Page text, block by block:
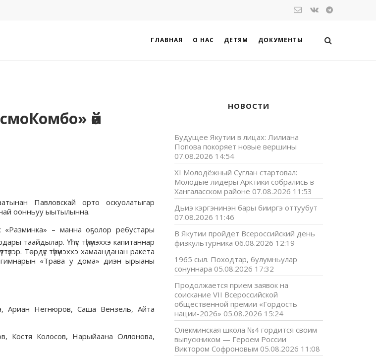
ГЛАВНАЯ О НАС ДЕТЯМ ДОКУМЕНТЫ
өй
Павловскай орто оскуолатыгар
оонньуу ыытылынна.
«Разминка» – манна оҕолор ребустары
таайдылар. Үһүс түһүмэххэ капитаннар
Төрдүс түһүмэххэ хамаанданан ракета
гимнарын «Трава у дома» диэн ырыаны
Ариан Негнюров, Саша Вензель, Айта
Костя Колосов, Нарыйаана Оллонова,
НОВОСТИ
Будущее Якутии в лицах: Лилиана
Попова покоряет новые вершины
07.08.2026 14:54
XI Молодёжный Суглан стартовал:
Молодые лидеры Арктики собрались в
Хангаласском районе 07.08.2026 11:53
Дьиэ кэргэнинэн бары бииргэ оттуубут
07.08.2026 11:46
В Якутии пройдет Всероссийский день
физкультурника 06.08.2026 12:19
1965 сыл. Походтар, булумньулар
сонуннара 05.08.2026 17:32
Продолжается прием заявок на
соискание VII Всероссийской
общественной премии «Гордость
нации-2026» 05.08.2026 15:24
Олекминская школа №4 гордится своим
выпускником — Героем России
Виктором Софроновым 05.08.2026 11:08